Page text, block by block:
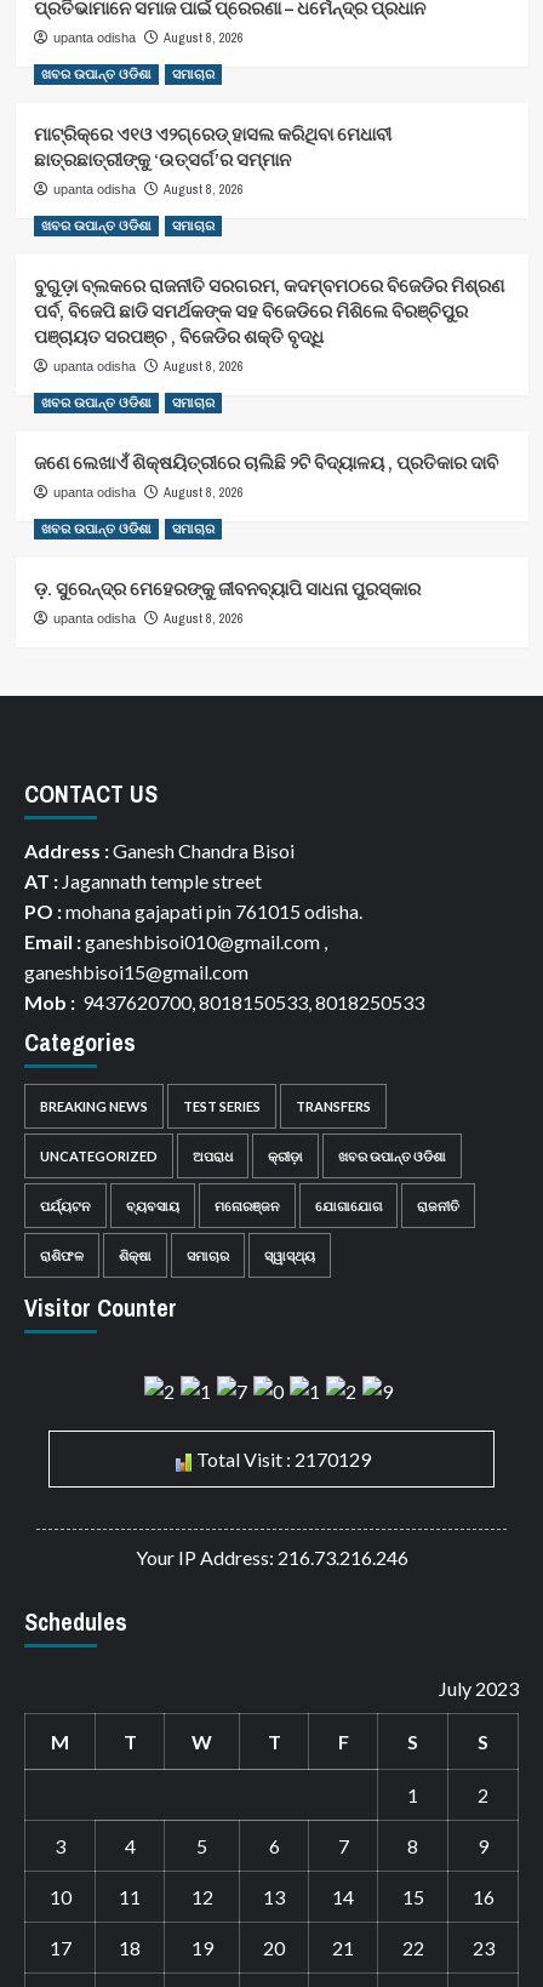
ପ୍ରତିଭାମାନେ ସମାଜ ପାଇଁ ପ୍ରେରଣା – ଧର୍ମେନ୍ଦ୍ର ପ୍ରଧାନ
upanta odisha August 8, 2026
ଖବର ଉପାନ୍ତ ଓଡିଶା ସମାଚାର
ମାଟ୍ରିକ୍‌ରେ ଏ୧ଓ ଏ୨ଗ୍ରେଡ୍‌ ହାସଲ କରିଥିବା ମେଧାବୀ
ଛାତ୍ରଛାତ୍ରୀଙ୍କୁ ‘ଉତ୍ସର୍ଗ’ର ସମ୍ମାନ
upanta odisha August 8, 2026
ଖବର ଉପାନ୍ତ ଓଡିଶା ସମାଚାର
ବୁଗୁଡ଼ା ବ୍ଲକରେ ରାଜନୀତି ସରଗରମ, କଦମ୍ବମଠରେ ବିଜେଡିର ମିଶ୍ରଣ
ପର୍ବ, ବିଜେପି ଛାଡି ସମର୍ଥକଙ୍କ ସହ ବିଜେଡିରେ ମିଶିଲେ ବିରଞ୍ଚିପୁର
ପଞ୍ଚାୟତ ସରପଞ୍ଚ , ବିଜେଡିର ଶକ୍ତି ବୃଦ୍ଧି
upanta odisha August 8, 2026
ଖବର ଉପାନ୍ତ ଓଡିଶା ସମାଚାର
ଜଣେ ଲେଖାଏଁ ଶିକ୍ଷୟିତ୍ରୀରେ ଚାଲିଛି ୨ଟି ବିଦ୍ୟାଳୟ , ପ୍ରତିକାର ଦାବି
upanta odisha August 8, 2026
ଖବର ଉପାନ୍ତ ଓଡିଶା ସମାଚାର
ଡ଼. ସୁରେନ୍ଦ୍ର ମେହେରଙ୍କୁ ଜୀବନବ୍ୟାପି ସାଧନା ପୁରସ୍କାର
upanta odisha August 8, 2026
CONTACT US
Address :Ganesh Chandra Bisoi
AT : Jagannath temple street
PO :mohana gajapati pin 761015 odisha.
Email :ganeshbisoi010@gmail.com ,
ganeshbisoi15@gmail.com
Mob : 9437620700, 8018150533, 8018250533
Categories
BREAKING NEWS TEST SERIES TRANSFERS
UNCATEGORIZED ଅପରାଧ କ୍ରୀଡ଼ା ଖବର ଉପାନ୍ତ ଓଡିଶା
ପର୍ଯ୍ୟଟନ ବ୍ୟବସାୟ ମନୋରଞ୍ଜନ ଯୋଗାଯୋଗ ରାଜନୀତି
ରାଶିଫଳ ଶିକ୍ଷା ସମାଚାର ସ୍ୱାସ୍ଥ୍ୟ
Visitor Counter
Total Visit : 2170129
Your IP Address: 216.73.216.246
Schedules
July 2023
M T W T F S S
1 2
3 4 5 6 7 8 9
10 11 12 13 14 15 16
17 18 19 20 21 22 23